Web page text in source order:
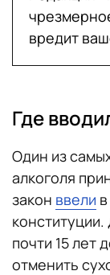
вредит
Где
Один из
алкоголя
закон ввели
почти 15 лет
отменить